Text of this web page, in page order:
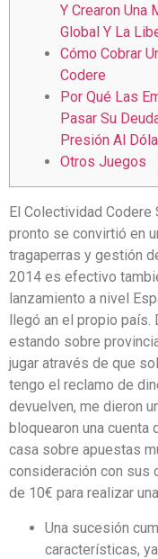
Y Crearon Una
Global Y La
Cómo Cobrar
Codere
Por Qué Las
Pasar Su
Presión Al
Otros Juegos
El Colectividad
pronto se convirtió en
tragaperras y gestión
2014 es efectivo
lanzamiento a nivel
llegó an el propio
estando sobre
jugar através de que
tengo el reclamo de
devuelven, me dieron
bloquearon una cuenta
casa sobre apuestas
consideración con sus
de 10€ para realizar
Una sucesión
características,